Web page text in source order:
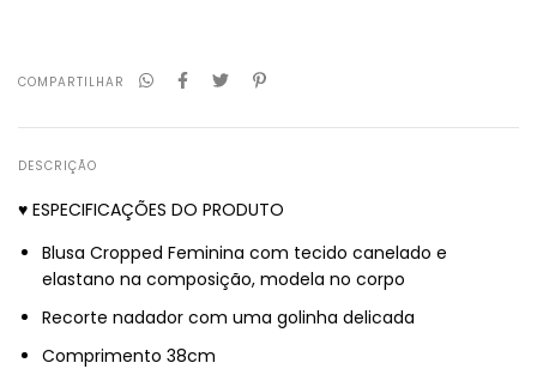
COMPARTILHAR
DESCRIÇÃO
♥ ESPECIFICAÇÕES DO PRODUTO
Blusa Cropped Feminina com tecido canelado e
elastano na composição, modela no corpo
Recorte nadador com uma golinha delicada
Comprimento 38cm